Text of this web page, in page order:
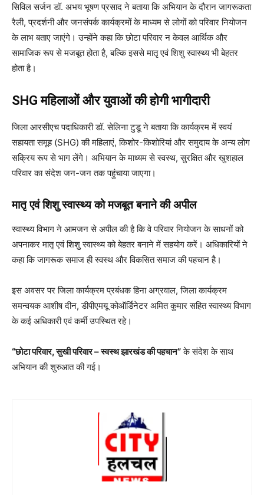
सिविल सर्जन डॉ. अभय भूषण प्रसाद ने बताया कि अभियान के दौरान जागरूकता
रैली, प्रदर्शनी और जनसंपर्क कार्यक्रमों के माध्यम से लोगों को परिवार नियोजन
के लाभ बताए जाएंगे। उन्होंने कहा कि छोटा परिवार न केवल आर्थिक और
सामाजिक रूप से मजबूत होता है, बल्कि इससे मातृ एवं शिशु स्वास्थ्य भी बेहतर
होता है।
SHG महिलाओं और युवाओं की होगी भागीदारी
जिला आरसीएच पदाधिकारी डॉ. सेलिना टुडू ने बताया कि कार्यक्रम में स्वयं
सहायता समूह (SHG) की महिलाएं, किशोर-किशोरियां और समुदाय के अन्य लोग
सक्रिय रूप से भाग लेंगे। अभियान के माध्यम से स्वस्थ, सुरक्षित और खुशहाल
परिवार का संदेश जन-जन तक पहुंचाया जाएगा।
मातृ एवं शिशु स्वास्थ्य को मजबूत बनाने की अपील
स्वास्थ्य विभाग ने आमजन से अपील की है कि वे परिवार नियोजन के साधनों को
अपनाकर मातृ एवं शिशु स्वास्थ्य को बेहतर बनाने में सहयोग करें। अधिकारियों ने
कहा कि जागरूक समाज ही स्वस्थ और विकसित समाज की पहचान है।
इस अवसर पर जिला कार्यक्रम प्रबंधक हिना अग्रवाल, जिला कार्यक्रम
समन्वयक आशीष दीन, डीपीएमयू कोऑर्डिनेटर अमित कुमार सहित स्वास्थ्य विभाग
के कई अधिकारी एवं कर्मी उपस्थित रहे।
“छोटा परिवार, सुखी परिवार – स्वस्थ झारखंड की पहचान”के संदेश के साथ
अभियान की शुरुआत की गई।